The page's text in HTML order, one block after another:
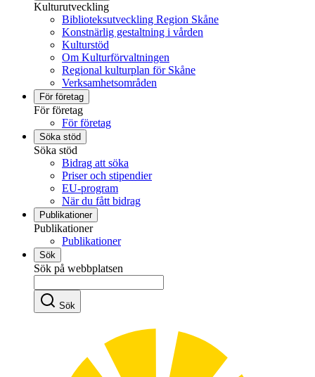
Kulturutveckling
Biblioteksutveckling Region Skåne
Konstnärlig gestaltning i vården
Kulturstöd
Om Kulturförvaltningen
Regional kulturplan för Skåne
Verksamhetsområden
För företag
För företag
För företag
Söka stöd
Söka stöd
Bidrag att söka
Priser och stipendier
EU-program
När du fått bidrag
Publikationer
Publikationer
Publikationer
Sök
Sök på webbplatsen
Sök